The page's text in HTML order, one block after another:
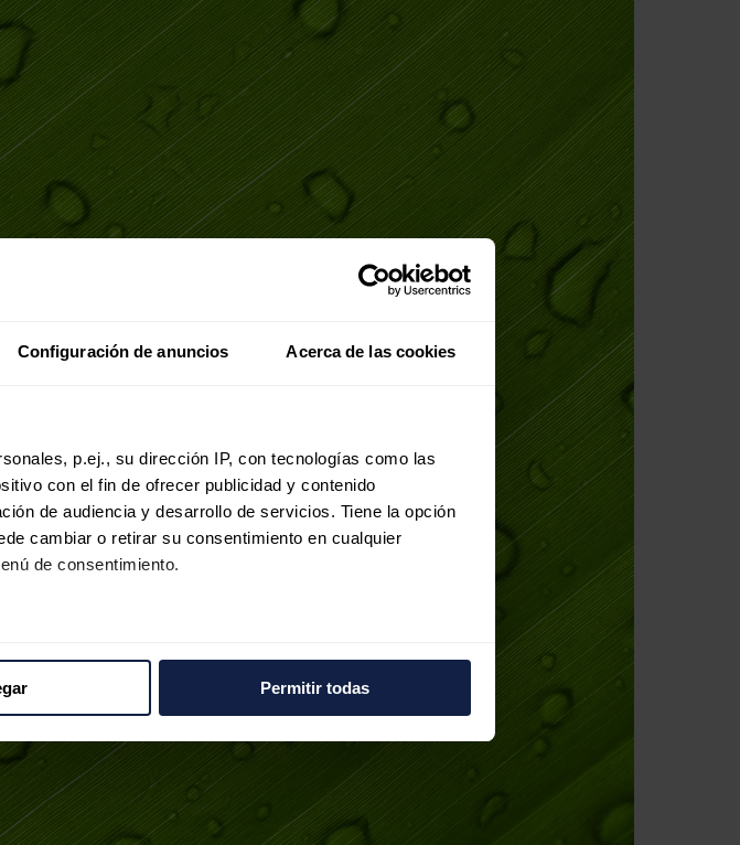
Configuración de anuncios Acerca de las cookies
p.ej., su dirección IP, con tecnologías como las
con el fin de ofrecer publicidad y contenido
de audiencia y desarrollo de servicios. Tiene la opción
cambiar o retirar su consentimiento en cualquier
de consentimiento.
y los anuncios, ofrecer funciones de redes sociales
uso que haga del sitio web con nuestros partners de
con otra información que les haya proporcionado o
Permitir todas